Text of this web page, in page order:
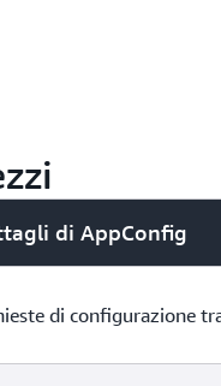
di AppConfig
di configurazione